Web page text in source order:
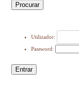
Procurar
Utilizador:
Password:
Entrar